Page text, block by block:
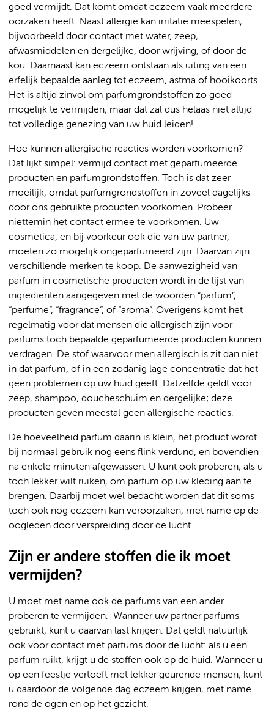
goed vermijdt. Dat komt omdat eczeem vaak meerdere
oorzaken heeft. Naast allergie kan irritatie meespelen,
bijvoorbeeld door contact met water, zeep,
afwasmiddelen en dergelijke, door wrijving, of door de
kou. Daarnaast kan eczeem ontstaan als uiting van een
erfelijk bepaalde aanleg tot eczeem, astma of hooikoorts.
Het is altijd zinvol om parfumgrondstoffen zo goed
mogelijk te vermijden, maar dat zal dus helaas niet altijd
tot volledige genezing van uw huid leiden!
Hoe kunnen allergische reacties worden voorkomen?
Dat lijkt simpel: vermijd contact met geparfumeerde
producten en parfumgrondstoffen. Toch is dat zeer
moeilijk, omdat parfumgrondstoffen in zoveel dagelijks
door ons gebruikte producten voorkomen. Probeer
niettemin het contact ermee te voorkomen. Uw
cosmetica, en bij voorkeur ook die van uw partner,
moeten zo mogelijk ongeparfumeerd zijn. Daarvan zijn
verschillende merken te koop. De aanwezigheid van
parfum in cosmetische producten wordt in de lijst van
ingrediënten aangegeven met de woorden “parfum”,
“perfume”, “fragrance”, of “aroma”. Overigens komt het
regelmatig voor dat mensen die allergisch zijn voor
parfums toch bepaalde geparfumeerde producten kunnen
verdragen. De stof waarvoor men allergisch is zit dan niet
in dat parfum, of in een zodanig lage concentratie dat het
geen problemen op uw huid geeft. Datzelfde geldt voor
zeep, shampoo, doucheschuim en dergelijke; deze
producten geven meestal geen allergische reacties.
De hoeveelheid parfum daarin is klein, het product wordt
bij normaal gebruik nog eens flink verdund, en bovendien
na enkele minuten afgewassen. U kunt ook proberen, als u
toch lekker wilt ruiken, om parfum op uw kleding aan te
brengen. Daarbij moet wel bedacht worden dat dit soms
toch ook nog eczeem kan veroorzaken, met name op de
oogleden door verspreiding door de lucht.
Zijn er andere stoffen die ik moet
vermijden?
U moet met name ook de parfums van een ander
proberen te vermijden. Wanneer uw partner parfums
gebruikt, kunt u daarvan last krijgen. Dat geldt natuurlijk
ook voor contact met parfums door de lucht: als u een
parfum ruikt, krijgt u de stoffen ook op de huid. Wanneer u
op een feestje vertoeft met lekker geurende mensen, kunt
u daardoor de volgende dag eczeem krijgen, met name
rond de ogen en op het gezicht.